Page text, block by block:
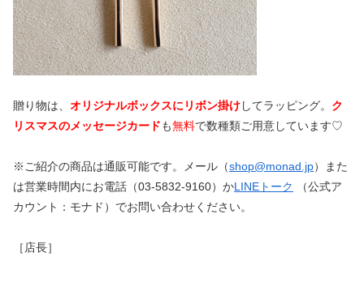
贈り物は、 オリジナルボックスにリボン掛けしてラッピング。 ク
リスマスのメッセージカードも無料で数種類ご用意しています♡
※ご紹介の商品は通販可能です。メール（shop@monad.jp）また
は営業時間内にお電話（03-5832-9160）かLINEトーク
（公式ア
カウント：モナド）でお問い合わせください。
［店長］